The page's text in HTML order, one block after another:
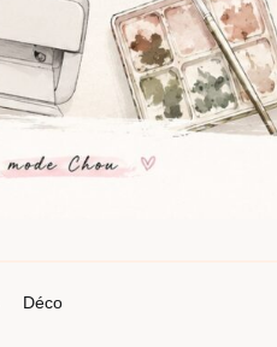
Déco